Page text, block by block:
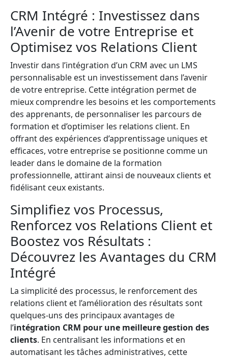
CRM Intégré : Investissez dans
l’Avenir de votre Entreprise et
Optimisez vos Relations Client
Investir dans l’intégration d’un CRM avec un LMS
personnalisable est un investissement dans l’avenir
de votre entreprise. Cette intégration permet de
mieux comprendre les besoins et les comportements
des apprenants, de personnaliser les parcours de
formation et d’optimiser les relations client. En
offrant des expériences d’apprentissage uniques et
efficaces, votre entreprise se positionne comme un
leader dans le domaine de la formation
professionnelle, attirant ainsi de nouveaux clients et
fidélisant ceux existants.
Simplifiez vos Processus,
Renforcez vos Relations Client et
Boostez vos Résultats :
Découvrez les Avantages du CRM
Intégré
La simplicité des processus, le renforcement des
relations client et l’amélioration des résultats sont
quelques-uns des principaux avantages de
l’intégration CRM pour une meilleure gestion des
clients. En centralisant les informations et en
automatisant les tâches administratives, cette